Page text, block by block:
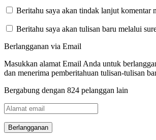
Beritahu saya akan tindak lanjut komentar
Beritahu saya akan tulisan baru melalui
Berlangganan via Email
Masukkan alamat Email Anda untuk
dan menerima pemberitahuan tulisan-tulisan
Bergabung dengan 824 pelanggan lain
Alamat
email